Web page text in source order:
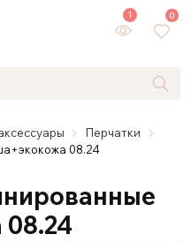
1 0
Перчатки
08.24